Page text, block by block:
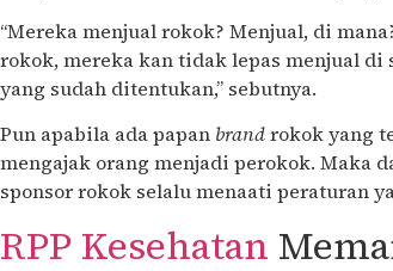
“Mereka menjual rokok? Menjual, di
rokok, mereka kan tidak lepas menjual
yang sudah ditentukan,” sebutnya.
Pun apabila ada papan brandrokok yang
mengajak orang menjadi perokok. Maka
sponsor rokok selalu menaati peraturan
RPP Kesehatan